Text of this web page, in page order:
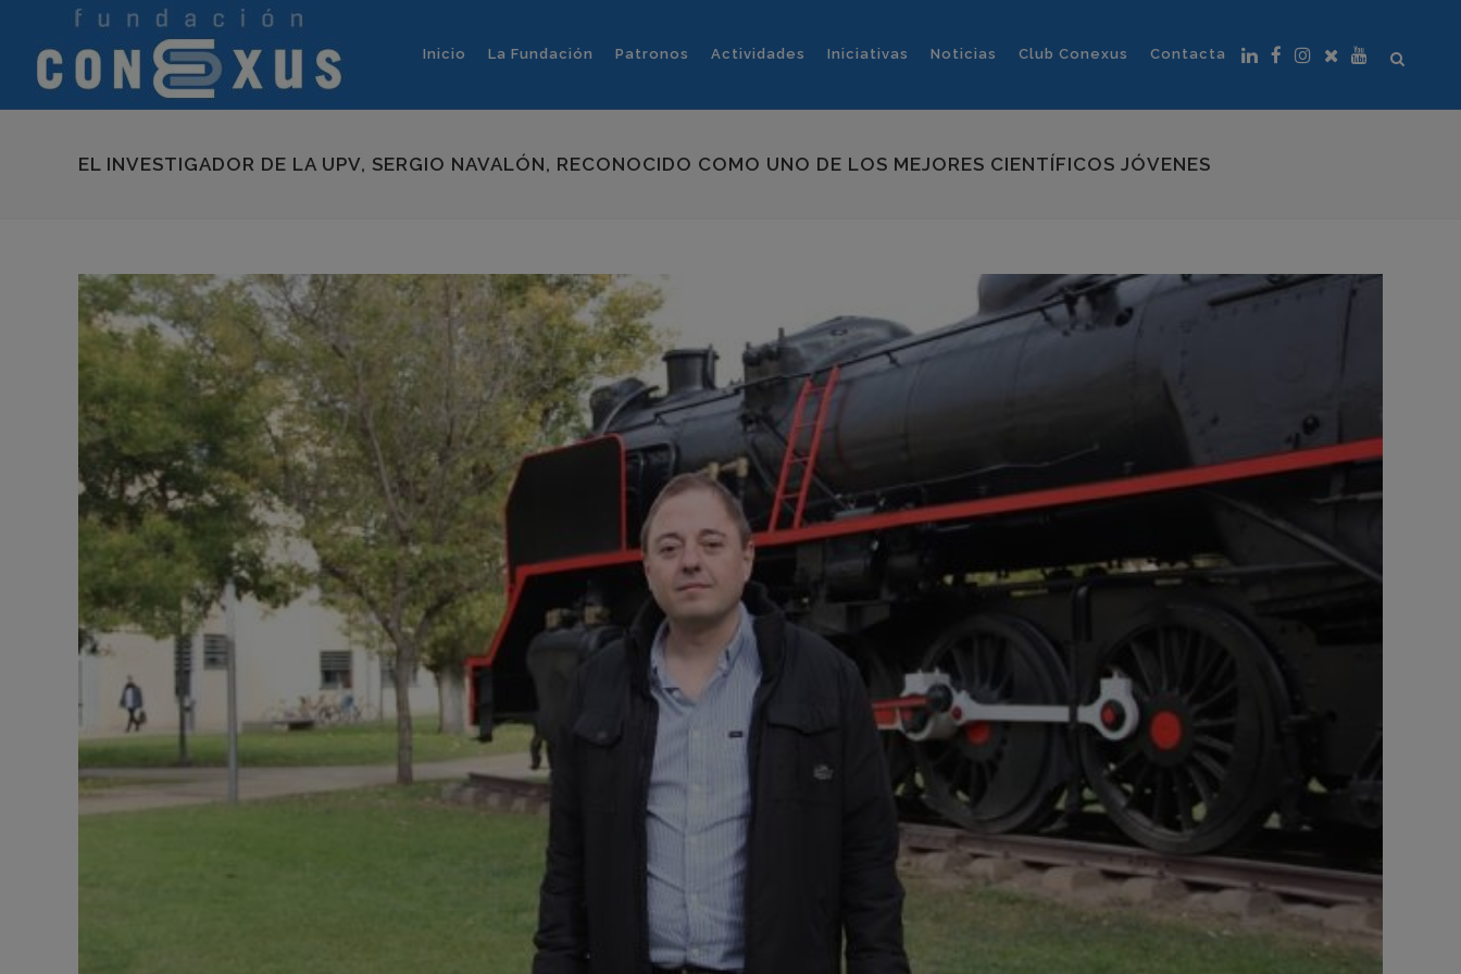
Inicio La Fundación Patronos Actividades Iniciativas Noticias Club Conexus Contacta
EL INVESTIGADOR DE LA UPV, SERGIO NAVALÓN, RECONOCIDO COMO UNO DE LOS MEJORES CIENTÍFICOS JÓVENES